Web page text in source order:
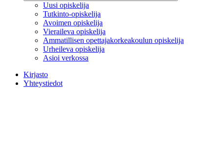
Uusi opiskelija
Tutkinto-opiskelija
Avoimen opiskelija
Vieraileva opiskelija
Ammatillisen opettajakorkeakoulun opiskelija
Urheileva opiskelija
Asioi verkossa
Kirjasto
Yhteystiedot